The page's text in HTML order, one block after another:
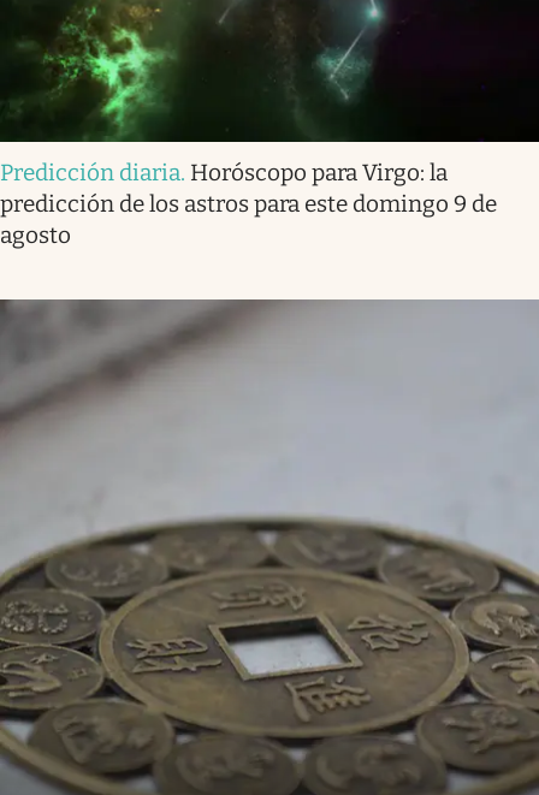
Predicción diaria. Horóscopo para Virgo: la
predicción de los astros para este domingo 9 de
agosto